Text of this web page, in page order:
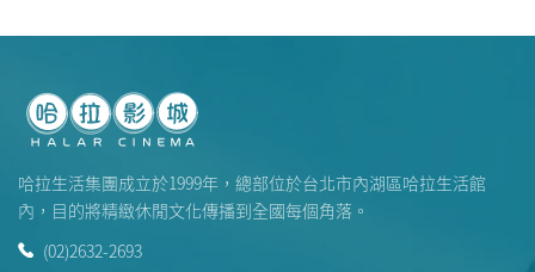
哈拉生活集團成立於1999年，總部位於台北市內湖區哈拉生活館
內，目的將精緻休閒文化傳播到全國每個角落。
(02)2632-2693